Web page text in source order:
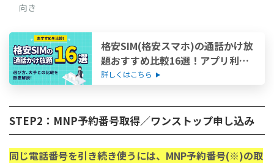
向き
格安SIM(格安スマホ)の通話かけ放
題おすすめ比較16選！アプリ利用
なしの最安はここ
詳しくはこちら
STEP2：MNP予約番号取得／ワンストップ申し込み
同じ電話番号を引き続き使うには、MNP予約番号(※)の取